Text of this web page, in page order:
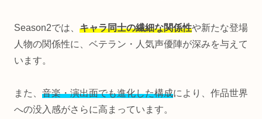
Season2では、 キャラ同士の繊細な関係性や新たな登場
人物の関係性に、ベテラン・人気声優陣が深みを与えて
います。
また、 音楽・演出面でも進化した構成により、作品世界
への没入感がさらに高まっています。